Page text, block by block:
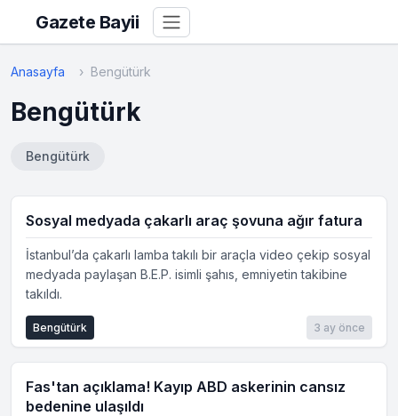
Gazete Bayii
Anasayfa Bengütürk
Bengütürk
Bengütürk
Sosyal medyada çakarlı araç şovuna ağır fatura
İstanbul’da çakarlı lamba takılı bir araçla video çekip sosyal
medyada paylaşan B.E.P. isimli şahıs, emniyetin takibine
takıldı.
3 ay önce
Bengütürk
Fas'tan açıklama! Kayıp ABD askerinin cansız
bedenine ulaşıldı